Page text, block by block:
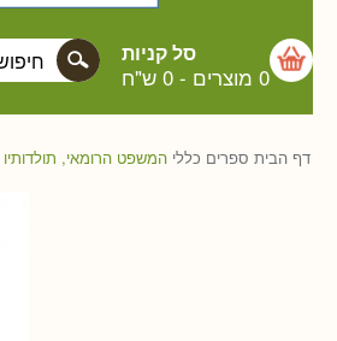
סל קניות
0 מוצרים - 0 ש"ח
דף הבית ספרים כללי המשפט הרומאי, תולדותיו